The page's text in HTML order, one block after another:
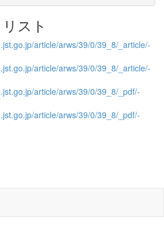
スト
article/arws/39/0/39_8/_article/-
article/arws/39/0/39_8/_article/-
article/arws/39/0/39_8/_pdf/-
article/arws/39/0/39_8/_pdf/-